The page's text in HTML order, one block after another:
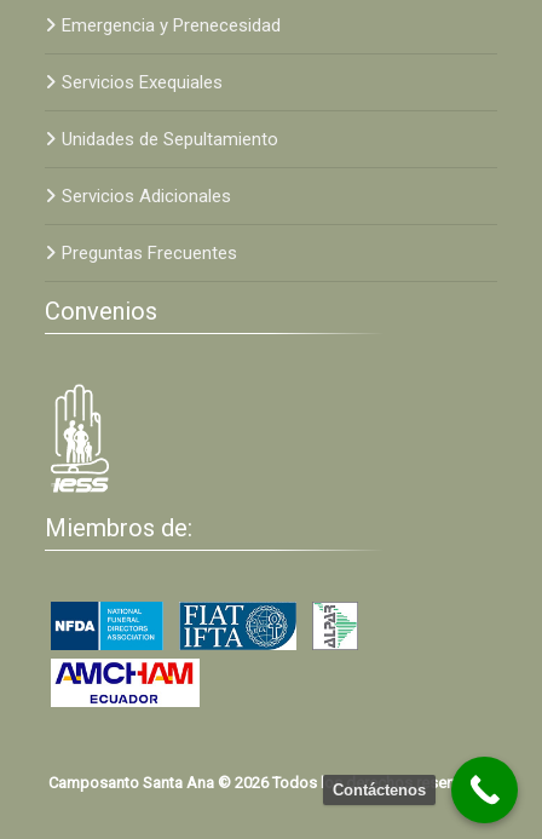
Emergencia y Prenecesidad
Servicios Exequiales
Unidades de Sepultamiento
Servicios Adicionales
Preguntas Frecuentes
Convenios
Miembros de:
Camposanto Santa Ana © 2026 Todos los derechos reservados
Contáctenos